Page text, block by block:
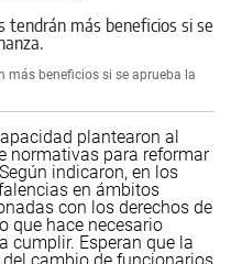
más beneficios si se aprueba la
plantearon al
normativas para reformar
indicaron, en los
en ámbitos
con los derechos de
que hace necesario
cumplir. Esperan que la